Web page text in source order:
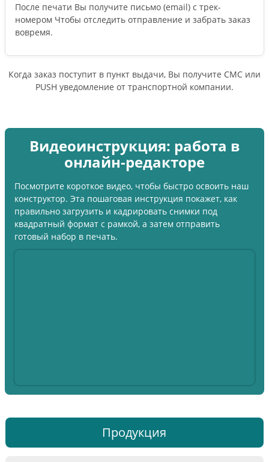
После печати Вы получите письмо (email) c трек-
номером Чтобы отследить отправление и забрать заказ
вовремя.
Когда заказ поступит в пункт выдачи, Вы получите СМС или
PUSH уведомление от транспортной компании.
Видеоинструкция: работа в
онлайн-редакторе
Посмотрите короткое видео, чтобы быстро освоить наш
конструктор. Эта пошаговая инструкция покажет, как
правильно загрузить и кадрировать снимки под
квадратный формат с рамкой, а затем отправить
готовый набор в печать.
Продукция